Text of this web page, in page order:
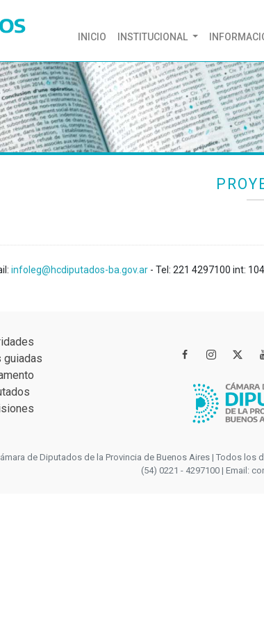
INICIO (CURRENT)
INSTITUCIONAL
infoleg@hcdiputados-ba.gov.ar - Tel: 221 4297100 int:
guiadas

de Diputados de la Provincia de Buenos Aires | Todos los
(54) 0221 - 4297100 | Email: